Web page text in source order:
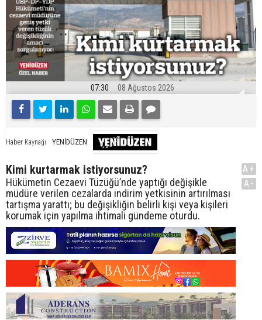
07:30 08 Ağustos 2026
Haber Kaynağı YENİDÜZEN
Kimi kurtarmak istiyorsunuz?
Hükümetin Cezaevi Tüzüğü’nde yaptığı değişikle
müdüre verilen cezalarda indirim yetkisinin artırılması
tartışma yarattı; bu değişikliğin belirli kişi veya kişileri
korumak için yapılma ihtimali gündeme oturdu.
A+
A-